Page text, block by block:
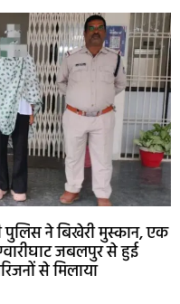
पुलिस ने बिखेरी मुस्कान, एक
जबलपुर से हुई
से मिलाया